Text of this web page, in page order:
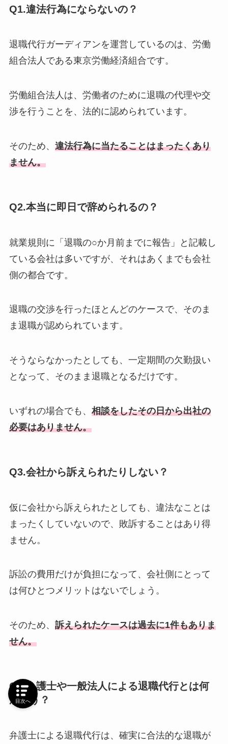
Q1.違法行為にならないの？
退職代行ガーディアンを運営しているのは、労働
組合法人である東京労働経済組合です。
労働組合法人は、労働者のために退職の代理や交
渉を行うことを、法的に認められています。
そのため、 違法行為に当たることはまったくあり
ません。
Q2.本当に即日で辞められるの？
就業規則に「退職の○か月前までに報告」と記載し
ている会社は多いですが、それはあくまでも会社
側の都合です。
退職の交渉を行ったほとんどのケースで、そのま
ま退職が認められています。
そうならなかったとしても、一定期間の欠勤扱い
となって、そのまま退職となるだけです。
いずれの場合でも、 相談をしたその日から出社の
必要はありません。
Q3.会社から訴えられたりしない？
仮に会社から訴えられたとしても、違法なことは
まったくしていないので、敗訴することはあり得
ません。
訴訟の費用だけが負担になって、会社側にとって
は何ひとつメリットはないでしょう。
そのため、 訴えられたケースは過去に1件もありま
せん。
Q4.弁護士や一般法人による退職代行とは何
が違う？
弁護士による退職代行は、確実に合法的な退職が
目次へ